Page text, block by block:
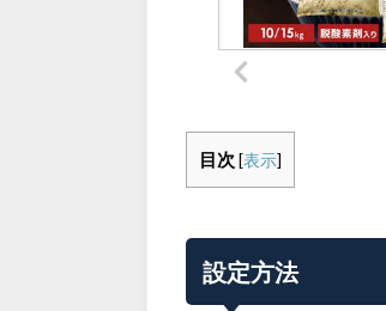
目次 [表示]
設定方法